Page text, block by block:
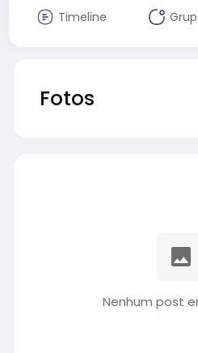
Timeline
Fotos
Nenhum post